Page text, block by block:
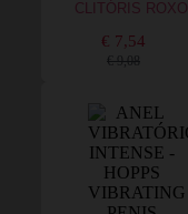
CLITÓRIS ROXO
€ 7,54
€ 9,08